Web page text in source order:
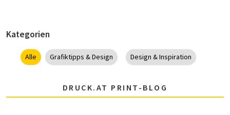
Kategorien
Alle Grafiktipps & Design Design & Inspiration
DRUCK.AT PRINT-BLOG